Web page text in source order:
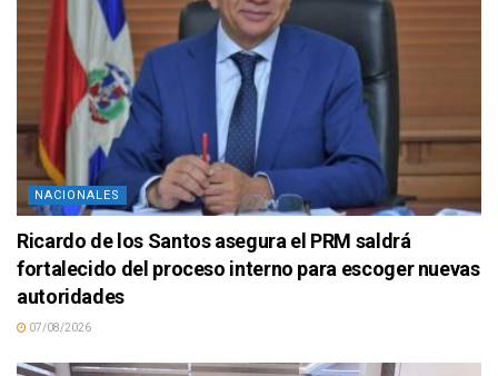
NACIONALES
Ricardo de los Santos asegura el PRM saldrá
fortalecido del proceso interno para escoger nuevas
autoridades
07/08/2026